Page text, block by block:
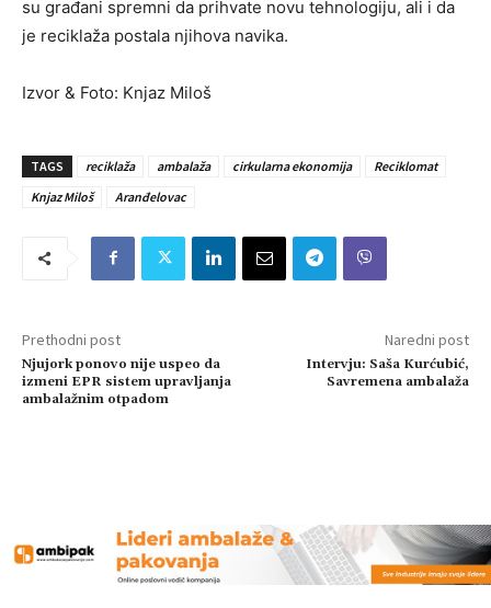
su građani spremni da prihvate novu tehnologiju, ali i da
je reciklaža postala njihova navika.
Izvor & Foto: Knjaz Miloš
TAGS reciklaža ambalaža cirkularna ekonomija
Reciklomat
Knjaz Miloš
Aranđelovac
Prethodni post
Njujork ponovo nije uspeo da
izmeni EPR sistem upravljanja
ambalažnim otpadom
Naredni post
Intervju: Saša Kurćubić,
Savremena ambalaža